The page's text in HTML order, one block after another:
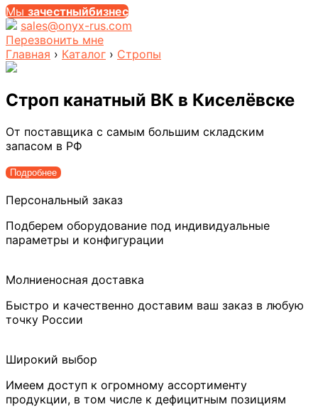
Мы зачестныйбизнес
sales@onyx-rus.com
Перезвонить мне
Главная › Каталог › Стропы
Строп канатный ВК в Киселёвске
От поставщика с самым большим складским
запасом в РФ
Подробнее
Персональный заказ
Подберем оборудование под индивидуальные
параметры и конфигурации
Молниеносная доставка
Быстро и качественно доставим ваш заказ в любую
точку России
Широкий выбор
Имеем доступ к огромному ассортименту
продукции, в том числе к дефицитным позициям